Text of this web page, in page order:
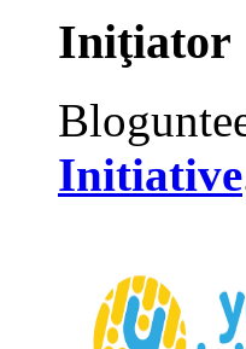
Iniţiator
Initiative